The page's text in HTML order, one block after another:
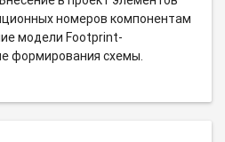
номеров компонентам
модели Footprint-
формирования схемы.